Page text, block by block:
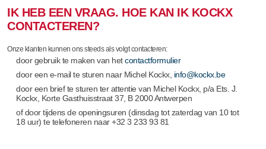
IK HEB EEN VRAAG. HOE KAN IK KOCKX
CONTACTEREN?
Onze klanten kunnen ons steeds als volgt contacteren:
door gebruik te maken van hetcontactformulier
door een e-mail te sturen naar Michel Kockx, info@kockx.be
door een brief te sturen ter attentie van Michel Kockx, p/a Ets. J.
Kockx, Korte Gasthuisstraat 37, B 2000 Antwerpen
of door tijdens de openingsuren (dinsdag tot zaterdag van 10 tot
18 uur) te telefoneren naar +32 3 233 93 81